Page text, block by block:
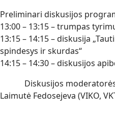
Preliminari diskusijos
13:00 – 13:15 – trumpas
13:15 – 14:15 – diskusija
spindesys ir skurdas“
14:15 – 14:30 – diskusijos
Diskusijos moderatorės:
Laimutė Fedosejeva (VIKO,